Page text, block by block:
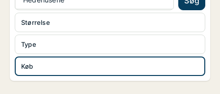
Type
Køb
Størrelse